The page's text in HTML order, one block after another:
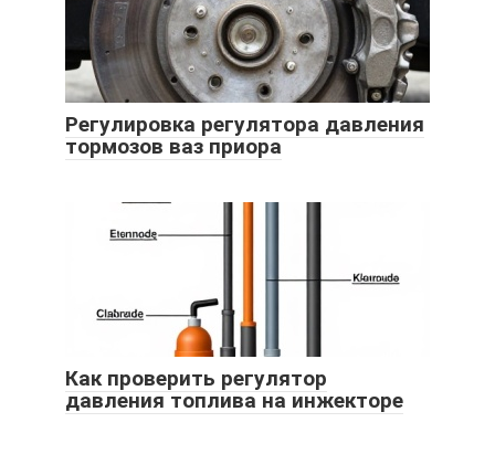
Регулировка регулятора давления
тормозов ваз приора
Как проверить регулятор
давления топлива на инжекторе